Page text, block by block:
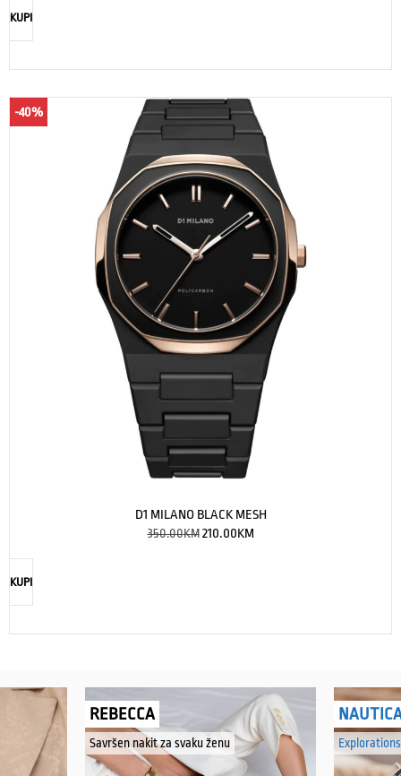
KUPI
-40%
D1 MILANO BLACK MESH
350.00KM 210.00KM
KUPI
REBECCA
Savršen nakit za svaku ženu